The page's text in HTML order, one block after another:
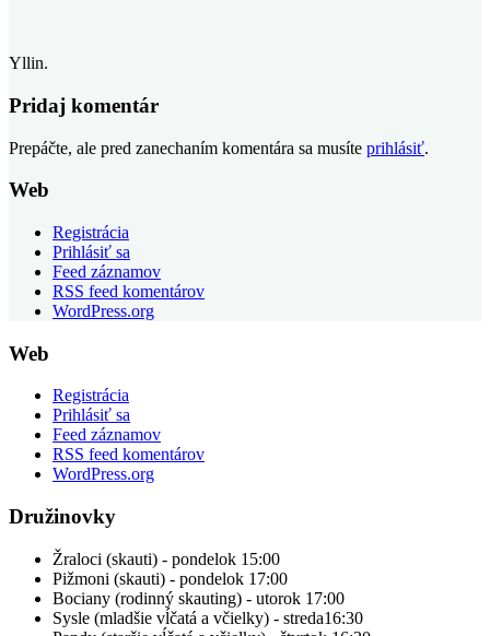
Yllin.
Pridaj komentár
Prepáčte, ale pred zanechaním komentára sa musíte prihlásiť.
Web
Registrácia
Prihlásiť sa
Feed záznamov
RSS feed komentárov
WordPress.org
Web
Registrácia
Prihlásiť sa
Feed záznamov
RSS feed komentárov
WordPress.org
Družinovky
Žraloci (skauti) - pondelok 15:00
Pižmoni (skauti) - pondelok 17:00
Bociany (rodinný skauting) - utorok 17:00
Sysle (mladšie vĺčatá a včielky) - streda16:30